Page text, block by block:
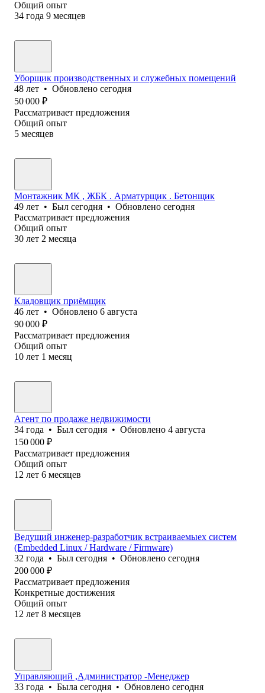
Общий опыт
34 года 9 месяцев
Уборщик производственных и служебных помещений
48 лет • Обновлено сегодня
50 000 ₽
Рассматривает предложения
Общий опыт
5 месяцев
Монтажник МК , ЖБК . Арматурщик . Бетонщик
49 лет • Был сегодня • Обновлено сегодня
Рассматривает предложения
Общий опыт
30 лет 2 месяца
Кладовщик приёмщик
46 лет • Обновлено 6 августа
90 000 ₽
Рассматривает предложения
Общий опыт
10 лет 1 месяц
Агент по продаже недвижимости
34 года • Был сегодня • Обновлено 4 августа
150 000 ₽
Рассматривает предложения
Общий опыт
12 лет 6 месяцев
Ведущий инженер-разработчик встраиваемыех систем
(Embedded Linux / Hardware / Firmware)
32 года • Был сегодня • Обновлено сегодня
200 000 ₽
Рассматривает предложения
Конкретные достижения
Общий опыт
12 лет 8 месяцев
Управляющий ,Администратор -Менеджер
33 года • Была сегодня • Обновлено сегодня